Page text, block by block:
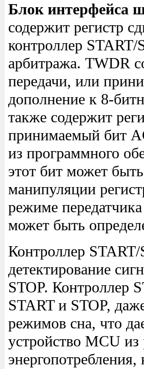
Блок интерфейса
содержит регистр
контроллер START/
арбитража. TWDR
передачи, или
дополнение к 8-
также содержит
принимаемый бит
из программного
этот бит может
манипуляции
режиме
может быть
Контроллер START/
детектирование
STOP. Контроллер
START и STOP,
режимов сна, что
устройство MCU